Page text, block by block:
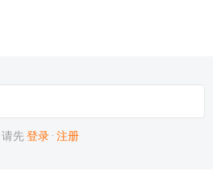
请先登录 · 注册